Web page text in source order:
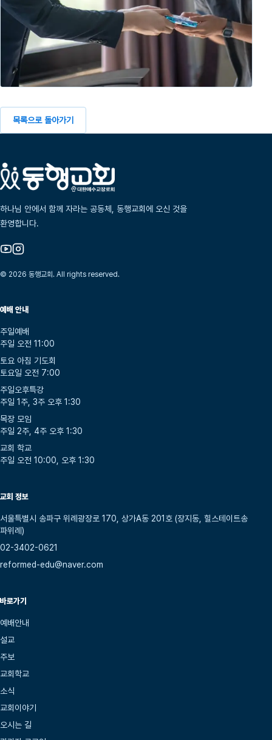
목록으로 돌아가기
하나님 안에서 함께 자라는 공동체, 동행교회에 오신 것을
환영합니다.
© 2026 동행교회. All rights reserved.
예배 안내
주일예배
주일 오전 11:00
토요 아침 기도회
토요일 오전 7:00
주일오후특강
주일 1주, 3주 오후 1:30
목장 모임
주일 2주, 4주 오후 1:30
교회 학교
주일 오전 10:00, 오후 1:30
교회 정보
서울특별시 송파구 위례광장로 170, 상가A동 201호 (장지동, 힐스테이트송
파위례)
02-3402-0621
reformed-edu@naver.com
바로가기
예배안내
설교
주보
교회학교
소식
교회이야기
오시는 길